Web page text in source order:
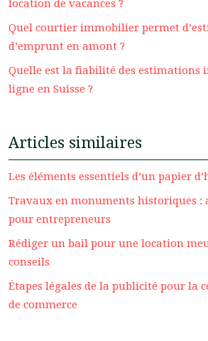
location de vacances ?
Quel courtier immobilier permet
d’emprunt en amont ?
Quelle est la fiabilité des estimations
ligne en Suisse ?
Articles similaires
Les éléments essentiels d’un papier
Travaux en monuments historiques :
pour entrepreneurs
Rédiger un bail pour une location
conseils
Étapes légales de la publicité pour la
de commerce